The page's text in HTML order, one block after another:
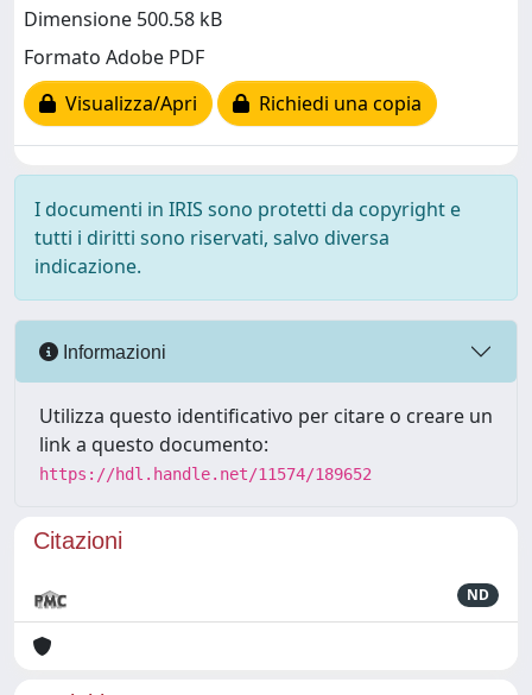
Dimensione 500.58 kB
Formato Adobe PDF
Visualizza/Apri
Richiedi una copia
I documenti in IRIS sono protetti da copyright e
tutti i diritti sono riservati, salvo diversa
indicazione.
Informazioni
Utilizza questo identificativo per citare o creare un
link a questo documento:
https://hdl.handle.net/11574/189652
Citazioni
ND